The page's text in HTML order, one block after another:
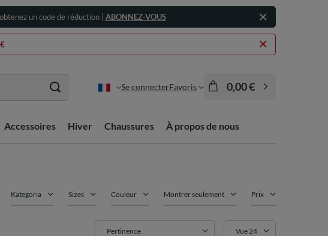
un code de réduction | ABONNEZ-VOUS
Se connecterFavoris 0,00 €
Accessoires Hiver Chaussures À propos de nous
Kategoria Sizes Couleur Montrer seulement Prix
Zmień sortowanie
Pertinence Zmień ilość wyświetlanych
Vue 24